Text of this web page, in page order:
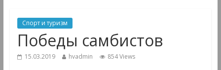
Спорт и туризм
Победы самбистов
15.03.2019 hvadmin 854 Views